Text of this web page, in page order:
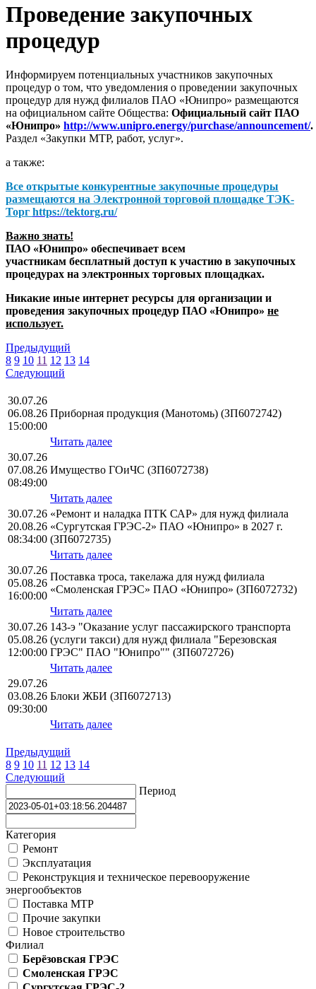
Проведение закупочных
процедур
Информируем потенциальных участников закупочных
процедур о том, что уведомления о проведении закупочных
процедур для нужд филиалов ПАО «Юнипро» размещаются
на официальном сайте Общества: Официальный сайт ПАО
«Юнипро» http://www.unipro.energy/purchase/announcement/.
Раздел «Закупки МТР, работ, услуг».
а также:
Все открытые конкурентные закупочные процедуры
размещаются на Электронной торговой площадке ТЭК-
Торг https://tektorg.ru/
Важно знать!
ПАО «Юнипро» обеспечивает всем
участникам бесплатный доступ к участию в закупочных
процедурах на электронных торговых площадках.
Никакие иные интернет ресурсы для организации и
проведения закупочных процедур ПАО «Юнипро» не
использует.
Предыдущий
8 9 10 11 12 13 14
Следующий
30.07.26
06.08.26
15:00:00
Приборная продукция (Манотомь) (ЗП6072742)
Читать далее
30.07.26
07.08.26
08:49:00
Имущество ГОиЧС (ЗП6072738)
Читать далее
30.07.26
20.08.26
08:34:00
«Ремонт и наладка ПТК САР» для нужд филиала
«Сургутская ГРЭС-2» ПАО «Юнипро» в 2027 г.
(ЗП6072735)
Читать далее
30.07.26
05.08.26
16:00:00
Поставка троса, такелажа для нужд филиала
«Смоленская ГРЭС» ПАО «Юнипро» (ЗП6072732)
Читать далее
30.07.26
05.08.26
12:00:00
143-э "Оказание услуг пассажирского транспорта
(услуги такси) для нужд филиала "Березовская
ГРЭС" ПАО "Юнипро"" (ЗП6072726)
Читать далее
29.07.26
03.08.26
09:30:00
Блоки ЖБИ (ЗП6072713)
Читать далее
Предыдущий
8 9 10 11 12 13 14
Следующий
Период
Категория
Ремонт
Эксплуатация
Реконструкция и техническое перевооружение
энергообъектов
Поставка МТР
Прочие закупки
Новое строительство
Филиал
Берёзовская ГРЭС
Смоленская ГРЭС